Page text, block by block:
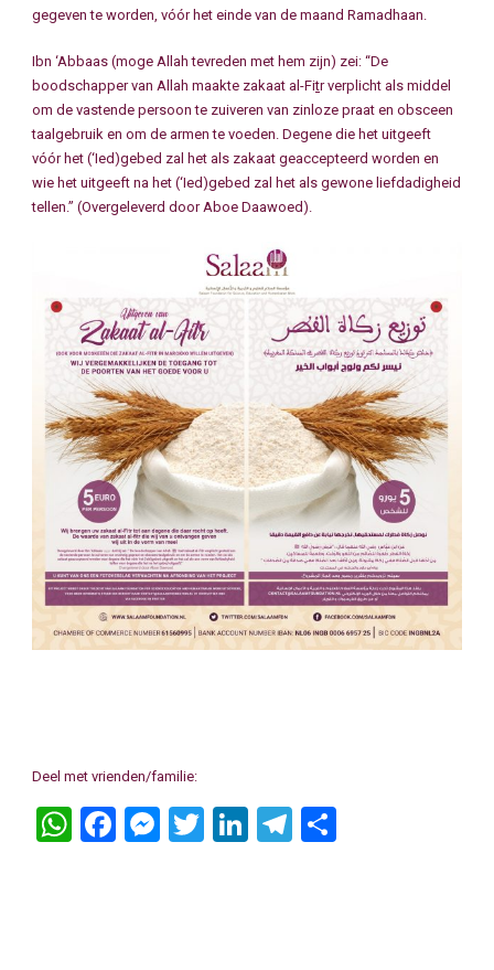
gegeven te worden, vóór het einde van de maand Ramadhaan.
Ibn ‘Abbaas (moge Allah tevreden met hem zijn) zei: “De
boodschapper van Allah maakte zakaat al-Fitr verplicht als middel
om de vastende persoon te zuiveren van zinloze praat en obsceen
taalgebruik en om de armen te voeden. Degene die het uitgeeft
vóór het (‘Ied)gebed zal het als zakaat geaccepteerd worden en
wie het uitgeeft na het (‘Ied)gebed zal het als gewone liefdadigheid
tellen.” (Overgeleverd door Aboe Daawoed).
Deel met vrienden/familie:
WhatsApp
Facebook
Messenger
Twitter
LinkedIn
Telegram